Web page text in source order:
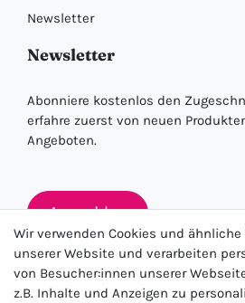
Newsletter
Newsletter
Abonniere kostenlos den
erfahre zuerst von neuen
Angeboten.
Anmelden
Wir verwenden Cookies und
unserer Website und verarbeiten
von Besucher:innen unserer
z.B. Inhalte und Anzeigen zu